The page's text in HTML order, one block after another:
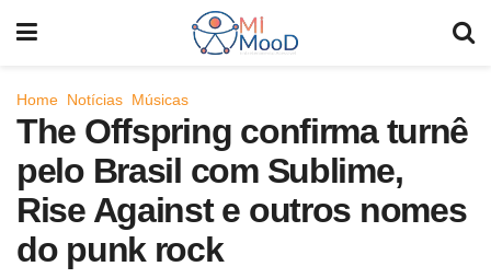
Home Notícias Músicas
The Offspring confirma turnê
pelo Brasil com Sublime,
Rise Against e outros nomes
do punk rock